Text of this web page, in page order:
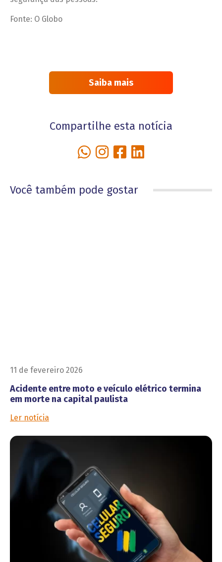
Fonte: O Globo
Saiba mais
Compartilhe esta notícia
Você também pode gostar
11 de fevereiro 2026
Acidente entre moto e veículo elétrico termina
em morte na capital paulista
Ler notícia